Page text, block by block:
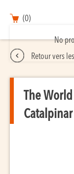
(0)
No
Retour vers
The